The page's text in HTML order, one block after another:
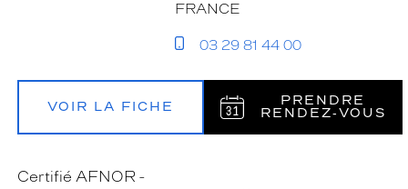
FRANCE
03 29 81 44 00
VOIR LA FICHE
PRENDRE
RENDEZ‑VOUS
Certifié AFNOR